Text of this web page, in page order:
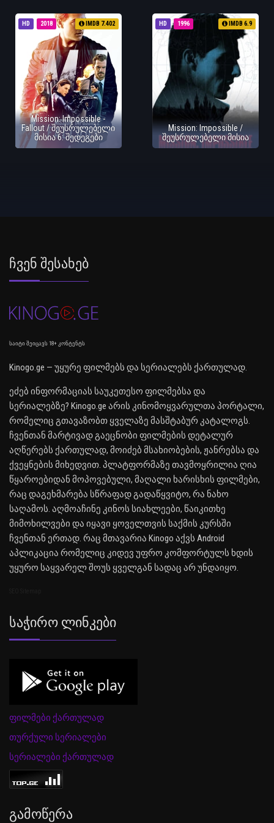
HD 2018 IMDB 7.402
Mission: Impossible -
Fallout / შეუსრულებელი
მისია 6: შედეგები
HD 1996 IMDB 6.9
Mission: Impossible /
შეუსრულებელი მისია
Ჩვენ Შესახებ
საიტი შეიცავს 18+ კონტენტს
Kinogo.ge — უყურე ფილმებს და სერიალებს ქართულად.
ეძებ ინფორმაციას საუკეთესო ფილმებსა და
სერიალებზე? Kinogo.ge არის კინომოყვარულთა პორტალი,
რომელიც გთავაზობთ ყველაზე მასშტაბურ კატალოგს.
ჩვენთან მარტივად გაეცნობი ფილმების დეტალურ
აღწერებს ქართულად, მოიძებ მსახიობების, ჟანრებსა და
ქვეყნების მიხედვით. პლატფორმაზე თავმოყრილია ღია
წყაროებიდან მოპოვებული, მაღალი ხარისხის ფილმები,
რაც დაგეხმარება სწრაფად გადაწყვიტო, რა ნახო
საღამოს. აღმოაჩინე კინოს სიახლეები, წაიკითხე
მიმოხილვები და იყავი ყოველთვის საქმის კურსში
ჩვენთან ერთად. რაც მთავარია Kinogo აქვს Android
აპლიკაცია რომელიც კიდევ უფრო კომფორტულს ხდის
უყურო საყვარელ შოუს ყველგან სადაც არ უნდაიყო.
Საჭირო Ლინკები
ფილმები ქართულად
თურქული სერიალები
სერიალები ქართულად
Გამოწერა